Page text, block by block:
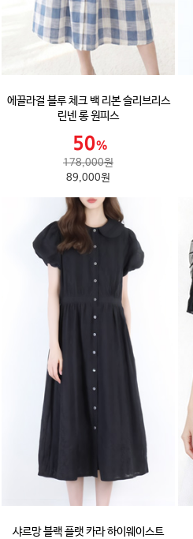
에끌라걸 블루 체크 백 리본 슬리브리스
린넨 롱 원피스
178,000원
89,000원
샤르망 블랙 플랫 카라 하이웨이스트